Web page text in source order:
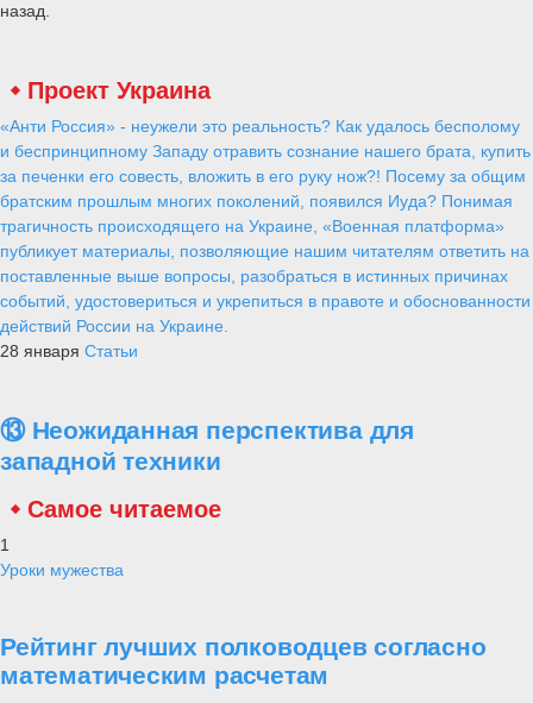
назад.
Проект Украина
«Анти Россия» - неужели это реальность? Как удалось бесполому
и беспринципному Западу отравить сознание нашего брата, купить
за печенки его совесть, вложить в его руку нож?! Посему за общим
братским прошлым многих поколений, появился Иуда? Понимая
трагичность происходящего на Украине, «Военная платформа»
публикует материалы, позволяющие нашим читателям ответить на
поставленные выше вопросы, разобраться в истинных причинах
событий, удостовериться и укрепиться в правоте и обоснованности
действий России на Украине.
28 января Статьи
⑬ Неожиданная перспектива для
западной техники
Самое читаемое
1
Уроки мужества
Рейтинг лучших полководцев согласно
математическим расчетам